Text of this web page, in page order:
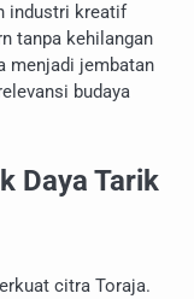
industri kreatif
tanpa kehilangan
menjadi jembatan
budaya
Daya Tarik
citra Toraja.